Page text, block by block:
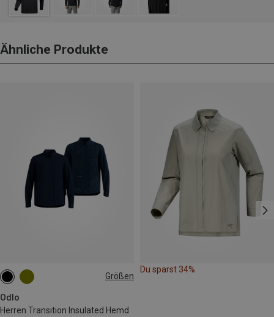
Ähnliche Produkte
Größen
Odlo
Herren Transition Insulated Hemd
S M XXL
Du sparst 34%